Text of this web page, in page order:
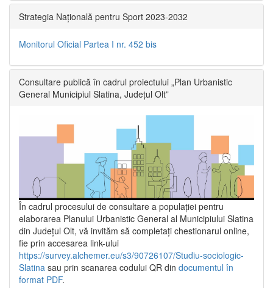
Strategia Națională pentru Sport 2023-2032
Monitorul Oficial Partea I nr. 452 bis
Consultare publică în cadrul proiectului „Plan Urbanistic
General Municipiul Slatina, Județul Olt”
În cadrul procesului de consultare a populaţiei pentru
elaborarea Planului Urbanistic General al Municipiului Slatina
din Județul Olt, vă invităm să completați chestionarul online,
fie prin accesarea link-ului
https://survey.alchemer.eu/s3/90726107/Studiu-sociologic-
Slatina sau prin scanarea codului QR din documentul în
format PDF.